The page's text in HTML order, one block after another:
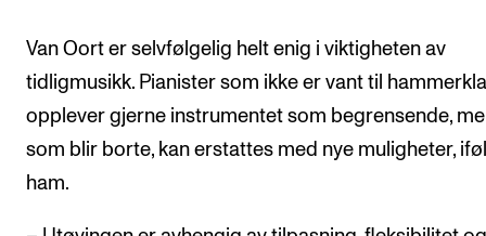
Van Oort er selvfølgelig helt enig i viktigheten av
tidligmusikk. Pianister som ikke er vant til
opplever gjerne instrumentet som begrensende,
som blir borte, kan erstattes med nye muligheter,
ham.